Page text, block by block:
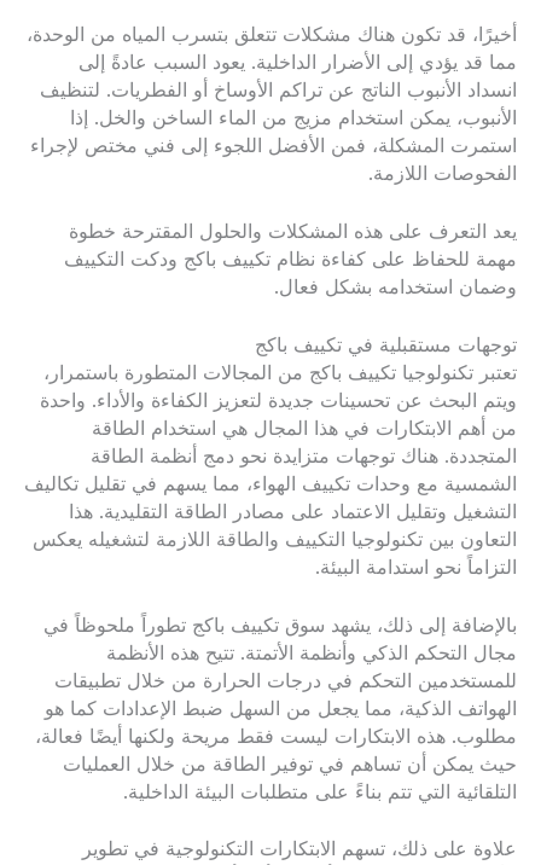
أخيرًا، قد تكون هناك مشكلات تتعلق بتسرب المياه من الوحدة،
مما قد يؤدي إلى الأضرار الداخلية. يعود السبب عادةً إلى
انسداد الأنبوب الناتج عن تراكم الأوساخ أو الفطريات. لتنظيف
الأنبوب، يمكن استخدام مزيج من الماء الساخن والخل. إذا
استمرت المشكلة، فمن الأفضل اللجوء إلى فني مختص لإجراء
الفحوصات اللازمة.
يعد التعرف على هذه المشكلات والحلول المقترحة خطوة
مهمة للحفاظ على كفاءة نظام تكييف باكج ودكت التكييف
وضمان استخدامه بشكل فعال.
توجهات مستقبلية في تكييف باكج
تعتبر تكنولوجيا تكييف باكج من المجالات المتطورة باستمرار،
ويتم البحث عن تحسينات جديدة لتعزيز الكفاءة والأداء. واحدة
من أهم الابتكارات في هذا المجال هي استخدام الطاقة
المتجددة. هناك توجهات متزايدة نحو دمج أنظمة الطاقة
الشمسية مع وحدات تكييف الهواء، مما يسهم في تقليل تكاليف
التشغيل وتقليل الاعتماد على مصادر الطاقة التقليدية. هذا
التعاون بين تكنولوجيا التكييف والطاقة اللازمة لتشغيله يعكس
التزاماً نحو استدامة البيئة.
بالإضافة إلى ذلك، يشهد سوق تكييف باكج تطوراً ملحوظاً في
مجال التحكم الذكي وأنظمة الأتمتة. تتيح هذه الأنظمة
للمستخدمين التحكم في درجات الحرارة من خلال تطبيقات
الهواتف الذكية، مما يجعل من السهل ضبط الإعدادات كما هو
مطلوب. هذه الابتكارات ليست فقط مريحة ولكنها أيضًا فعالة،
حيث يمكن أن تساهم في توفير الطاقة من خلال العمليات
التلقائية التي تتم بناءً على متطلبات البيئة الداخلية.
علاوة على ذلك، تسهم الابتكارات التكنولوجية في تطوير